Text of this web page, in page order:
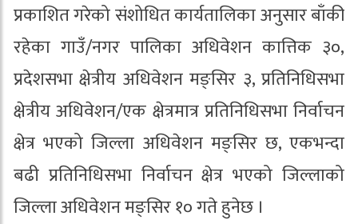
प्रकाशित गरेको संशोधित कार्यतालिका अनुसार बाँकी
रहेका गाउँ/नगर पालिका अधिवेशन कात्तिक ३०,
प्रदेशसभा क्षेत्रीय अधिवेशन मङ्सिर ३, प्रतिनिधिसभा
क्षेत्रीय अधिवेशन/एक क्षेत्रमात्र प्रतिनिधिसभा निर्वाचन
क्षेत्र भएको जिल्ला अधिवेशन मङ्सिर छ, एकभन्दा
बढी प्रतिनिधिसभा निर्वाचन क्षेत्र भएको जिल्लाको
जिल्ला अधिवेशन मङ्सिर १० गते हुनेछ ।